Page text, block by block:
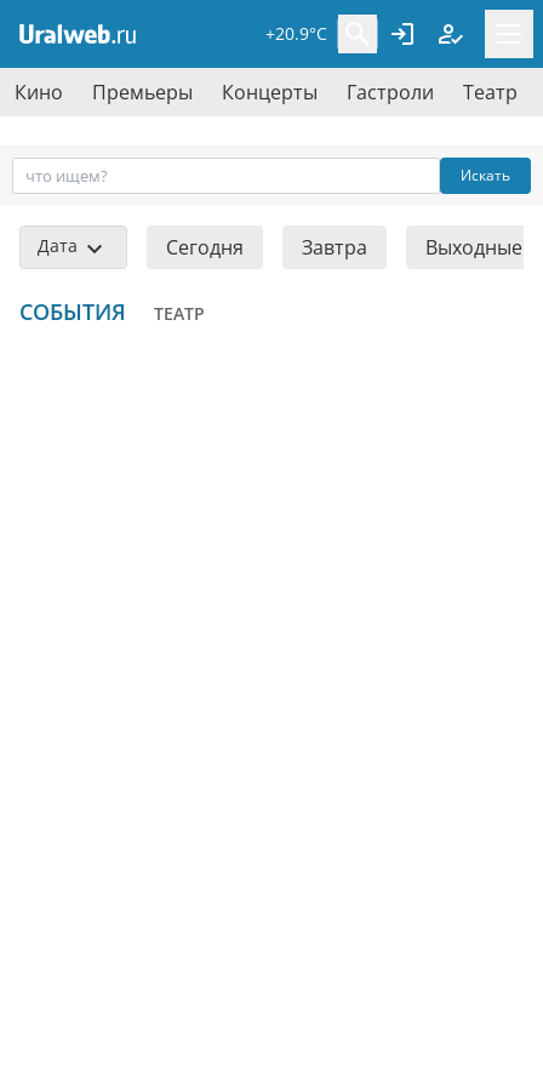
+20.9°C
Кино Премьеры Концерты Гастроли Театр
Искать
Дата Сегодня Завтра Выходные
СОБЫТИЯ ТЕАТР